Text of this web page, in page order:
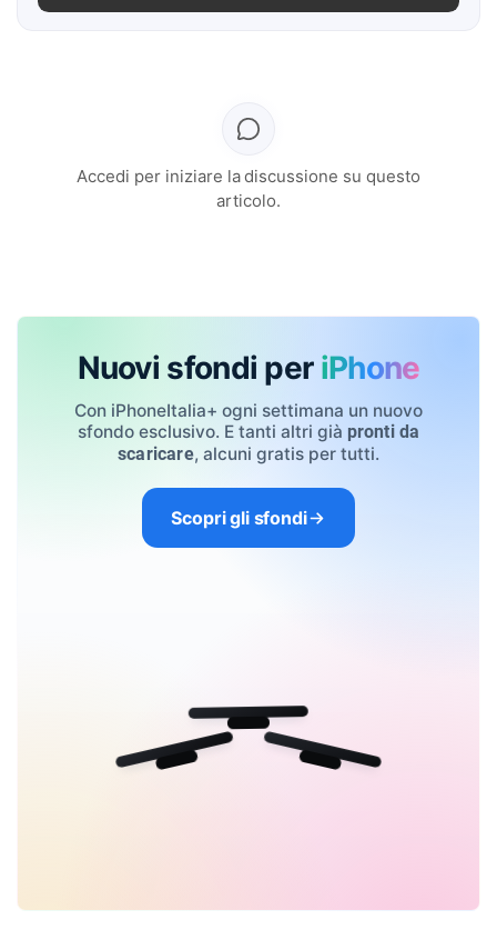
Accedi per iniziare la discussione su questo
articolo.
Nuovi sfondi per iPhone
Con iPhoneItalia+ ogni settimana un nuovo
sfondo esclusivo. E tanti altri già pronti da
scaricare, alcuni gratis per tutti.
Scopri gli sfondi